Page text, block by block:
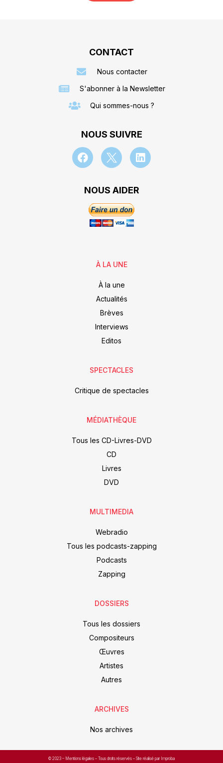
CONTACT
Nous contacter
S'abonner à la Newsletter
Qui sommes-nous ?
NOUS SUIVRE
NOUS AIDER
À LA UNE
À la une
Actualités
Brèves
Interviews
Editos
SPECTACLES
Critique de spectacles
MÉDIATHÈQUE
Tous les CD-Livres-DVD
CD
Livres
DVD
MULTIMEDIA
Webradio
Tous les podcasts-zapping
Podcasts
Zapping
DOSSIERS
Tous les dossiers
Compositeurs
Œuvres
Artistes
Autres
ARCHIVES
Nos archives
© 2023 – Mentions légales – Tous droits réservés – Site réalisé par Improba